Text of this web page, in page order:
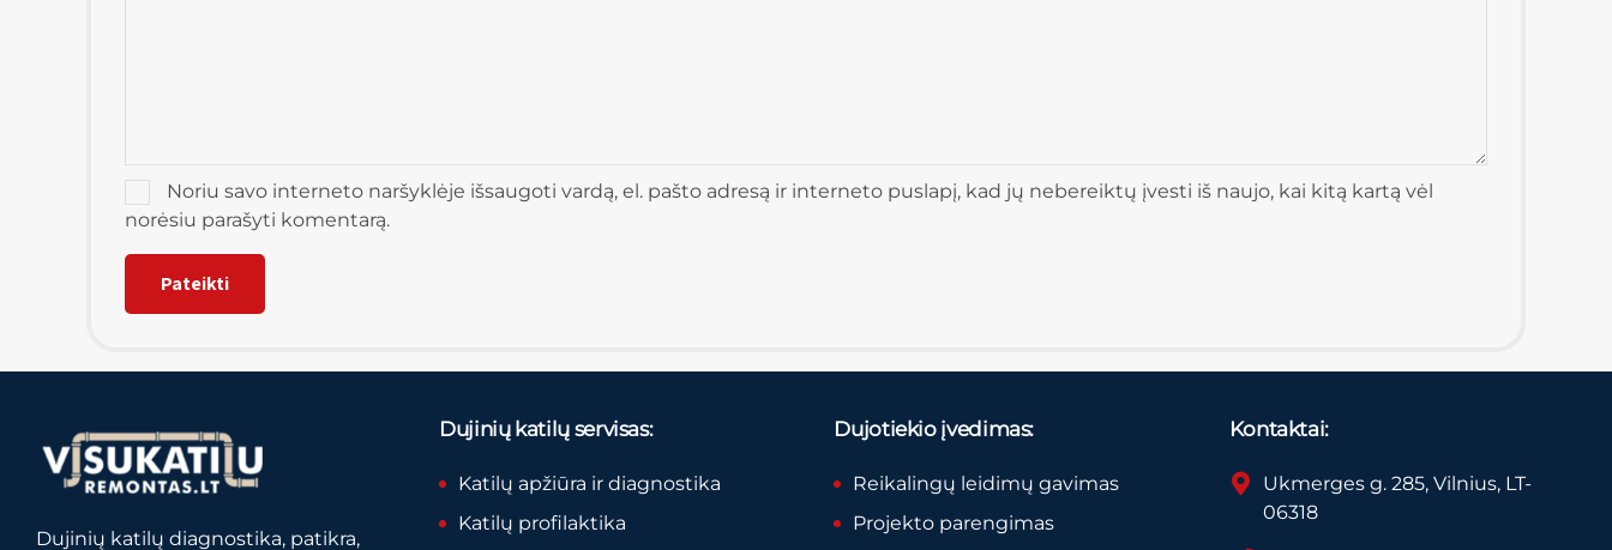
Noriu savo interneto naršyklėje išsaugoti vardą, el. pašto adresą ir interneto puslapį, kad jų nebereiktų įvesti iš naujo, kai kitą kartą vėl
norėsiu parašyti komentarą.
Dujinių katilų diagnostika, patikra,
Dujinių katilų servisas:
Katilų apžiūra ir diagnostika
Katilų profilaktika
Dujotiekio įvedimas:
Reikalingų leidimų gavimas
Projekto parengimas
Kontaktai:
Ukmerges g. 285, Vilnius, LT-
06318